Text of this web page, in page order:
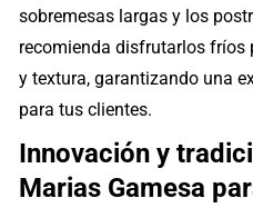
sobremesas largas y los
recomienda disfrutarlos fríos
y textura, garantizando una
para tus clientes.
Innovación y
Marias Gamesa